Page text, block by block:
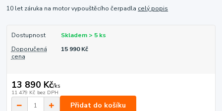
10 let záruka na motor vypouštěcího čerpadla celý popis
Dostupnost
Skladem > 5 ks
Doporučená
cena
15 990 Kč
13 890 Kč/ks
11 479 Kč bez DPH
Přidat do košíku